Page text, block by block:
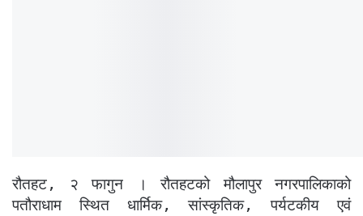
रौतहट, २ फागुन । रौतहटको मौलापुर नगरपालिकाको
पतौराधाम स्थित धार्मिक, सांस्कृतिक, पर्यटकीय एवं